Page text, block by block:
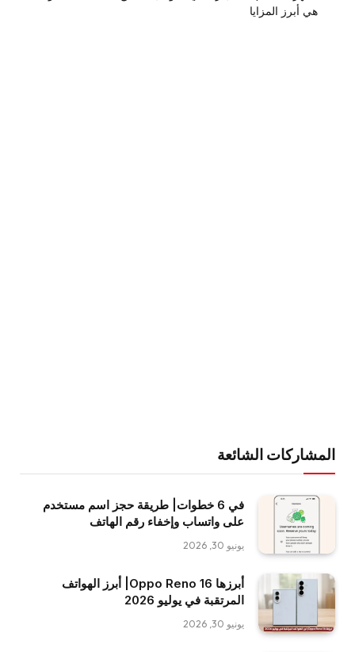
هي أبرز المزايا
المشاركات الشائعة
في 6 خطوات| طريقة حجز اسم مستخدم
على واتساب وإخفاء رقم الهاتف
يونيو 30, 2026
أبرزها Oppo Reno 16| أبرز الهواتف
المرتقبة في يوليو 2026
يونيو 30, 2026